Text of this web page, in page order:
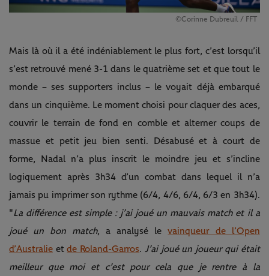
©Corinne Dubreuil / FFT
Mais là où il a été indéniablement le plus fort, c’est lorsqu’il
s’est retrouvé mené 3-1 dans le quatrième set et que tout le
monde – ses supporters inclus – le voyait déjà embarqué
dans un cinquième. Le moment choisi pour claquer des aces,
couvrir le terrain de fond en comble et alterner coups de
massue et petit jeu bien senti. Désabusé et à court de
forme, Nadal n’a plus inscrit le moindre jeu et s’incline
logiquement après 3h34 d’un combat dans lequel il n’a
jamais pu imprimer son rythme (6/4, 4/6, 6/4, 6/3 en 3h34).
"La différence est simple : j’ai joué un mauvais match et il a
joué un bon match, a analysé levainqueur de l’Open
d’Australie etde Roland-Garros. J’ai joué un joueur qui était
meilleur que moi et c’est pour cela que je rentre à la